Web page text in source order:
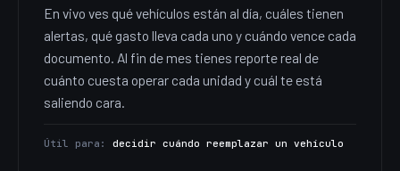
En vivo ves qué vehículos están al día, cuáles tienen
alertas, qué gasto lleva cada uno y cuándo vence cada
documento. Al fin de mes tienes reporte real de
cuánto cuesta operar cada unidad y cuál te está
saliendo cara.
Útil para: decidir cuándo reemplazar un vehículo